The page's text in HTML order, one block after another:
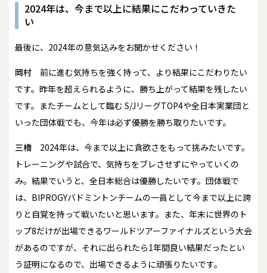
2024年は、今まで以上に結果にこだわっていきた
い
――最後に、2024年の意気込みをお聞かせください！
岡村
前に進む気持ちを強く持って、より結果にこだわりたい
です。昨年を超えられるように、勝ち上がって結果を残したい
です。またチームとして臨む S/JリーグTOP4や全日本実業団と
いった団体戦でも、今年は必ず優勝を勝ち取りたいです。
三橋
2024年は、今まで以上に貪欲さをもって挑みたいです。
トレーニングや試合で、気持ちをブレさせずにやっていくの
み。結果でいうと、全日本総合は優勝したいです。団体戦で
は、BIPROGYバドミントンチームの一員として今まで以上に誇
りと自覚を持って戦いたいと思います。また、年末に世界のト
ップ8だけが出場できるワールドツアーファイナルズという大会
があるのですが、それに出られたら1年間良い結果だったとい
う証明になるので、出場できるように頑張りたいです。